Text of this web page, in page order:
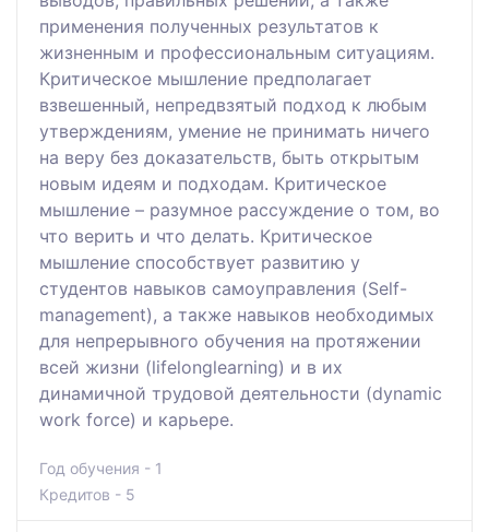
применения полученных результатов к
жизненным и профессиональным ситуациям.
Критическое мышление предполагает
взвешенный, непредвзятый подход к любым
утверждениям, умение не принимать ничего
на веру без доказательств, быть открытым
новым идеям и подходам. Критическое
мышление – разумное рассуждение о том, во
что верить и что делать. Критическое
мышление способствует развитию у
студентов навыков самоуправления (Self-
management), а также навыков необходимых
для непрерывного обучения на протяжении
всей жизни (lifelonglearning) и в их
динамичной трудовой деятельности (dynamic
work force) и карьере.
Год обучения - 1
Кредитов - 5